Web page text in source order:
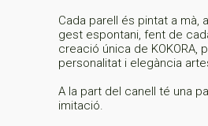
Cada parell és pintat a mà,
gest espontani, fent de
creació única de KOKORA,
personalitat i elegància
A la part del canell té una
imitació.